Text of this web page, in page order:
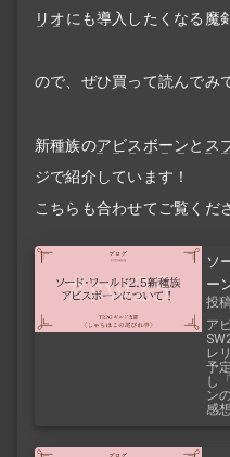
リオにも導入したくなる魔
ので、ぜひ買って読んでみ
新種族のアビスボーンと ス
ジで紹介しています！
こちらも合わせてご覧くだ
ソ
ー
投
ア
レ
予
し
ン
感